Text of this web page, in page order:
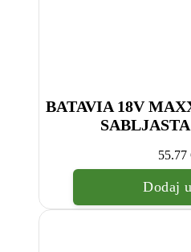
BATAVIA 18V
55.77
Dodaj